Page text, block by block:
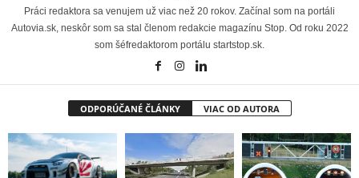
Práci redaktora sa venujem už viac než 20 rokov. Začínal som na portáli
Autovia.sk, neskôr som sa stal členom redakcie magazínu Stop. Od roku 2022
som šéfredaktorom portálu startstop.sk.
ODPORÚČANÉ ČLÁNKY VIAC OD AUTORA